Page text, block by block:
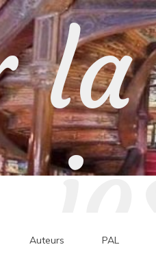
Auteurs PAL